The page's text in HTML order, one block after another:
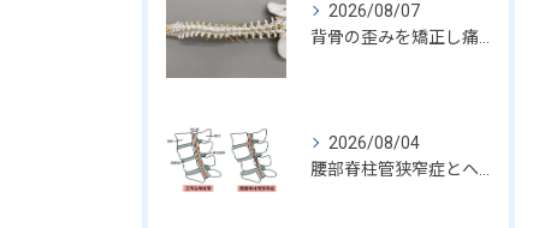
2026/08/07
2026/08/04